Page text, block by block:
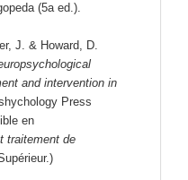
(5a ed.).
J. & Howard, D.
and intervention in
Press
en
traitement de